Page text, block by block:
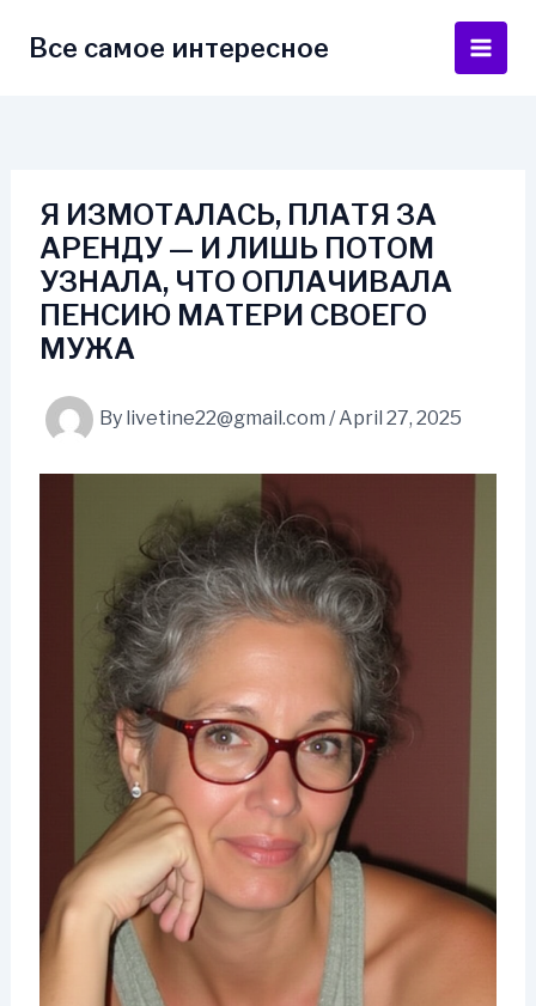
Все самое интересное
Main
Я ИЗМОТАЛАСЬ, ПЛАТЯ ЗА
АРЕНДУ — И ЛИШЬ ПОТОМ
УЗНАЛА, ЧТО ОПЛАЧИВАЛА
ПЕНСИЮ МАТЕРИ СВОЕГО
МУЖА
By livetine22@gmail.com /April 27, 2025